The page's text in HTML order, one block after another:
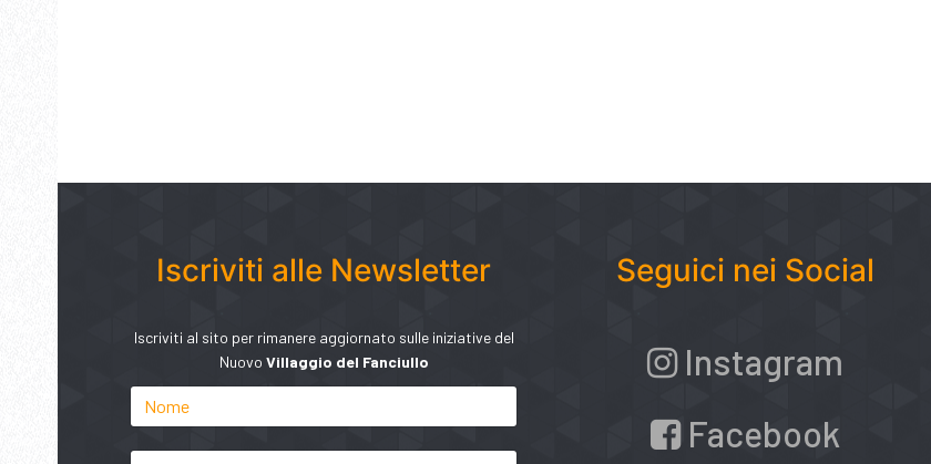
Iscriviti alle Newsletter
Iscriviti al sito per rimanere aggiornato sulle iniziative del
Nuovo Villaggio del Fanciullo
Seguici nei Social
Instagram
Facebook